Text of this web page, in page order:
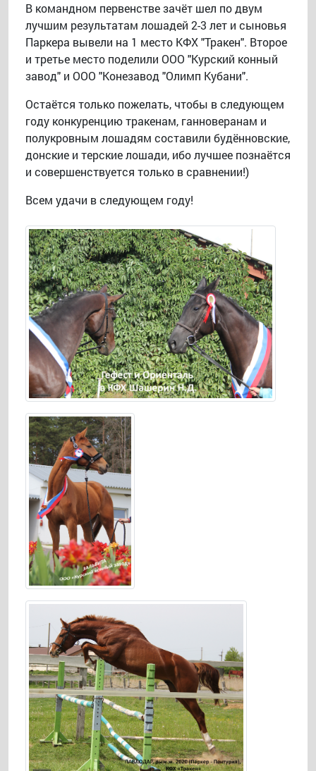
В командном первенстве зачёт шел по двум
лучшим результатам лошадей 2-3 лет и сыновья
Паркера вывели на 1 место КФХ "Тракен". Второе
и третье место поделили ООО "Курский конный
завод" и ООО "Конезавод "Олимп Кубани".
Остаётся только пожелать, чтобы в следующем
году конкуренцию тракенам, ганноверанам и
полукровным лошадям составили будённовские,
донские и терские лошади, ибо лучшее познаётся
и совершенствуется только в сравнении!)
Всем удачи в следующем году!